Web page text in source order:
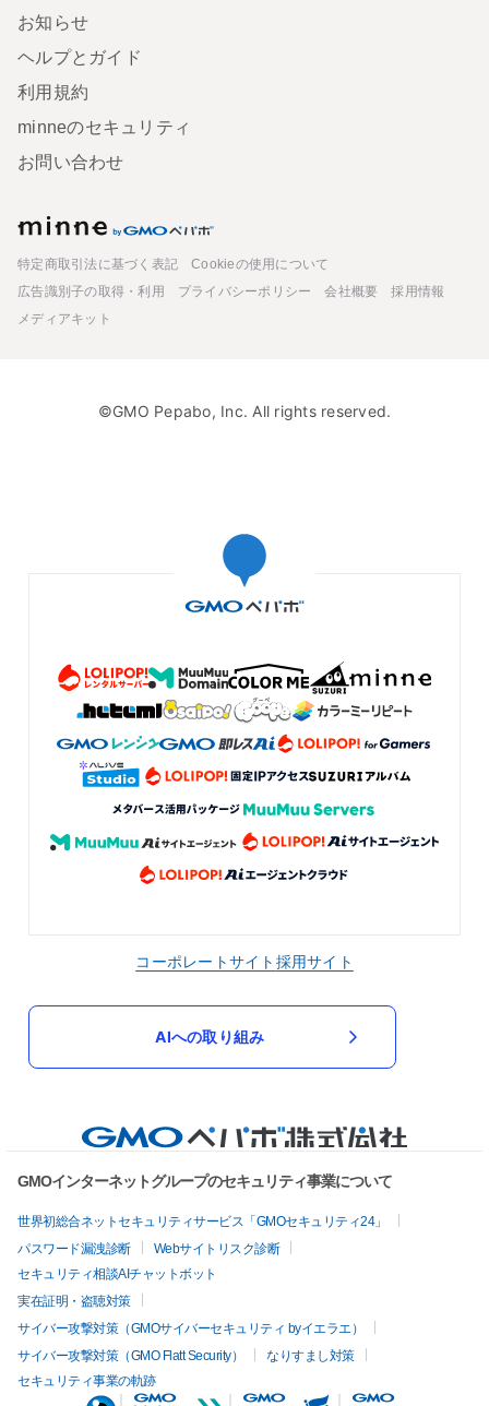
お知らせ
ヘルプとガイド
利用規約
minneのセキュリティ
お問い合わせ
特定商取引法に基づく表記
Cookieの使用について
広告識別子の取得・利用
プライバシーポリシー 会社概要
採用情報
メディアキット
©GMO Pepabo, Inc. All rights reserved.
コーポレートサイト 採用サイト
AIへの取り組み
GMOインターネットグループのセキュリティ事業について
世界初総合ネットセキュリティサービス「GMOセキュリティ24」
パスワード漏洩診断
Webサイトリスク診断
セキュリティ相談AIチャットボット
実在証明・盗聴対策
サイバー攻撃対策（GMOサイバーセキュリティ byイエラエ）
サイバー攻撃対策（GMO Flatt Security）
なりすまし対策
セキュリティ事業の軌跡